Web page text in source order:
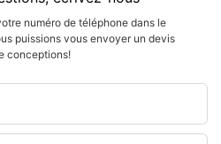
numéro de téléphone dans le
puissions vous envoyer un devis
conceptions!